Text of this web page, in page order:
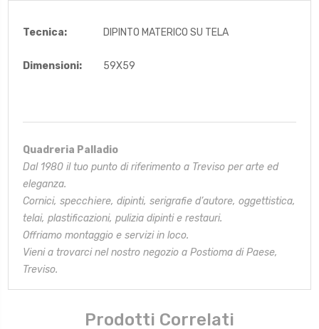
Tecnica: DIPINTO MATERICO SU TELA
Dimensioni: 59X59
Quadreria Palladio
Dal 1980 il tuo punto di riferimento a Treviso per arte ed
eleganza.
Cornici, specchiere, dipinti, serigrafie d’autore, oggettistica,
telai, plastificazioni, pulizia dipinti e restauri.
Offriamo montaggio e servizi in loco.
Vieni a trovarci nel nostro negozio a Postioma di Paese,
Treviso.
Prodotti Correlati